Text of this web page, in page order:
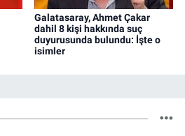
Galatasaray, Ahmet Çakar
dahil 8 kişi hakkında suç
duyurusunda bulundu: İşte o
isimler